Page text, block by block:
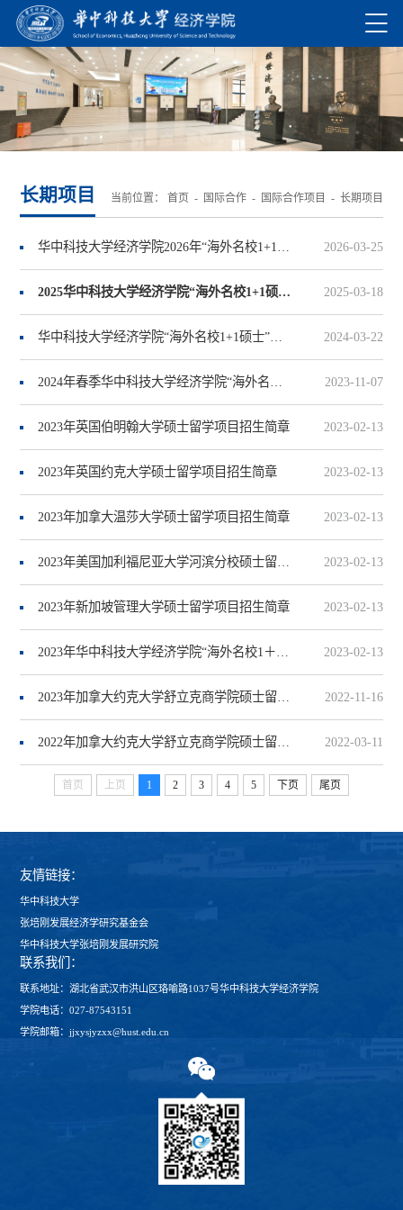
长期项目 当前位置： 首页 - 国际合作- 国际合作项目 - 长期项目
华中科技大学经济学院2026年“海外名校1+1硕士”预科班留学项目招生简章 2026-03-25
2025华中科技大学经济学院“海外名校1+1硕士”预科班留学项目招生简章 2025-03-18
华中科技大学经济学院“海外名校1+1硕士”预科班留学项目招生简章 2024-03-22
2024年春季华中科技大学经济学院“海外名校1＋1硕士留学项目“招生简章 2023-11-07
2023年英国伯明翰大学硕士留学项目招生简章 2023-02-13
2023年英国约克大学硕士留学项目招生简章 2023-02-13
2023年加拿大温莎大学硕士留学项目招生简章 2023-02-13
2023年美国加利福尼亚大学河滨分校硕士留学项目招生简章 2023-02-13
2023年新加坡管理大学硕士留学项目招生简章 2023-02-13
2023年华中科技大学经济学院“海外名校1＋1硕士留学项目“招生简章 2023-02-13
2023年加拿大约克大学舒立克商学院硕士留学项目招生简章 2022-11-16
2022年加拿大约克大学舒立克商学院硕士留学项目招生简章 2022-03-11
首页 上页 1 2 3 4 5 下页 尾页
友情链接：
华中科技大学
张培刚发展经济学研究基金会
华中科技大学张培刚发展研究院
联系我们：
联系地址：湖北省武汉市洪山区珞喻路1037号华中科技大学经济学院
学院电话：027-87543151
学院邮箱：jjxysjyzxx@hust.edu.cn